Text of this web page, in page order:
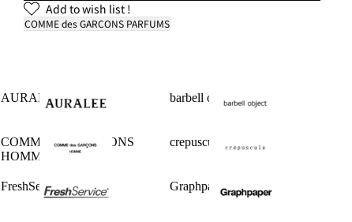
Add to wish list !
COMME des GARCONS PARFUMS
AURALEE barbell object
COMME des GARCONS
HOMME
crepuscule
FreshService Graphpaper